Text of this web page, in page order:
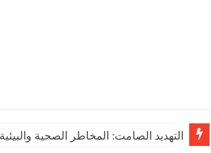
التهديد الصامت: المخاطر الصحية